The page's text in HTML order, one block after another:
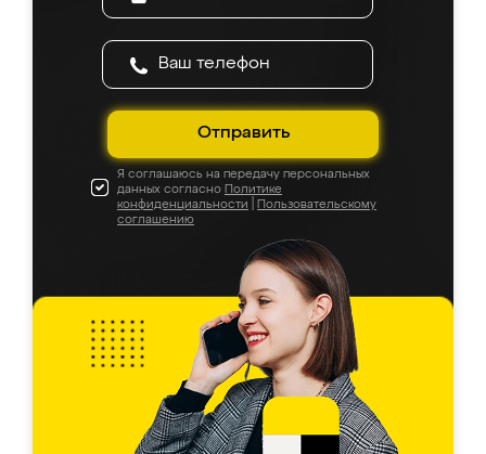
Отправить
Я соглашаюсь на передачу персональных
данных согласно Политике
конфиденциальности
Пользовательскому
соглашению